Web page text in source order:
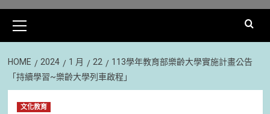
Menu
HOME 2024 1 月 22
113學年教育部樂齡大學實施計畫公告
「持續學習~樂齡大學列車啟程」
文化教育